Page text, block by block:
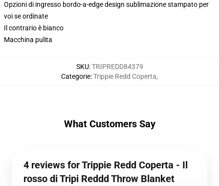
Opzioni di ingresso bordo-a-edge design sublimazione stampato per
voi se ordinate
Il contrario è bianco
Macchina pulita
SKU:TRIPREDD84379
Categorie:Trippie Redd Coperta,
What Customers Say
4 reviews for Trippie Redd Coperta - Il
rosso di Tripi Reddd Throw Blanket